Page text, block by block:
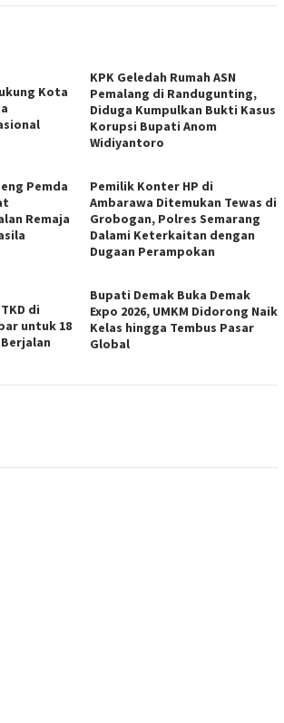
Kota
KPK Geledah Rumah ASN
Pemalang di Randugunting,
Diduga Kumpulkan Bukti Kasus
Korupsi Bupati Anom
Widiyantoro
Pemda
Remaja
Pemilik Konter HP di
Ambarawa Ditemukan Tewas di
Grobogan, Polres Semarang
Dalami Keterkaitan dengan
Dugaan Perampokan
di
untuk 18
Bupati Demak Buka Demak
Expo 2026, UMKM Didorong Naik
Kelas hingga Tembus Pasar
Global